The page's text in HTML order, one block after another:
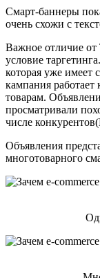
Смарт-баннеры
очень схожи с
Важное отличие от
условие
которая уже имеет
кампания
товарам.
просматривали
числе
Объявления
многотоварного